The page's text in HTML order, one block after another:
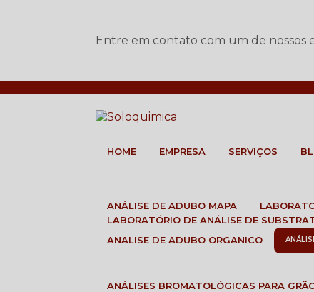
Entre em contato com um de nossos
HOME EMPRESA SERVIÇOS
ANÁLISE DE ADUBO MAPA
LABORATÓRIO DE ANÁLISE DE
ANALISE DE ADUBO ORGANICO
ANÁLISES BROMATOLÓGICAS PARA